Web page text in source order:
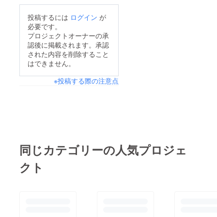
投稿するには ログイン が
必要です。
プロジェクトオーナーの承
認後に掲載されます。承認
された内容を削除すること
はできません。
※投稿する際の注意点
同じカテゴリーの人気プロジェ
クト